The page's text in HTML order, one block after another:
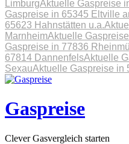
LimburgAktuelle Gaspreise
Gaspreise in 65345 Eltville
65623 Hahnstätten u.a.
MarnheimAktuelle
Gaspreise in 77836
67814 DannenfelsAktuelle
SexauAktuelle Gaspreise in
Skip
content
Gaspreise
Clever Gasvergleich starten